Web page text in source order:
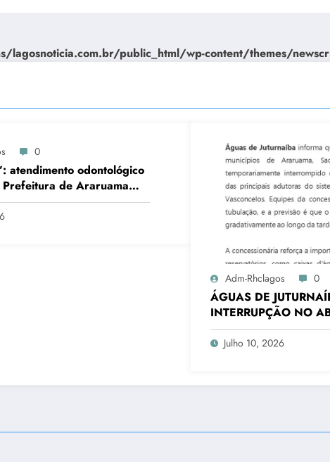
public_html/wp-content/themes/
0
atendimento odontológico
de Araruama
de famílias atípicas
Adm-Rhclagos 0
ÁGUAS DE
INTERRUPÇÃO NO
EM TRÊS CIDADES
Julho 10, 2026